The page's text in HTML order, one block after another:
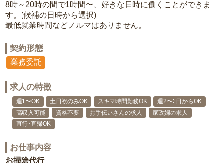
8時～20時の間で1時間〜、好きな日時に働くことができま
す。(候補の日時から選択)
最低就業時間などノルマはありません。
契約形態
業務委託
求人の特徴
週1〜OK 土日祝のみOK スキマ時間勤務OK
週2〜3日からOK
高収入可能
資格不要 お手伝いさんの求人
家政婦の求人
直行･直帰OK
お仕事内容
お掃除代行